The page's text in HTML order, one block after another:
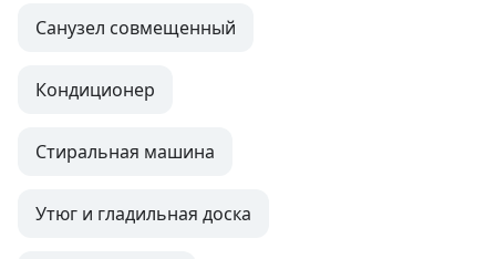
Санузел совмещенный
Кондиционер
Стиральная машина
Утюг и гладильная доска